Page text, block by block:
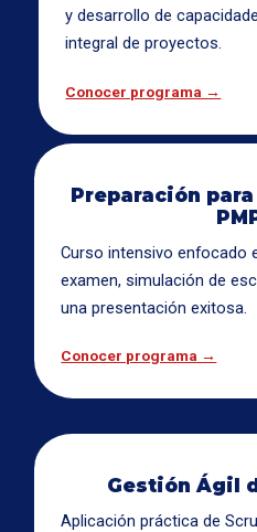
y desarrollo de
integral de proyectos.
Conocer programa →
Preparación
Curso intensivo enfocado
examen, simulación de
una presentación exitosa.
Conocer programa →
Gestión Ágil
Aplicación práctica de